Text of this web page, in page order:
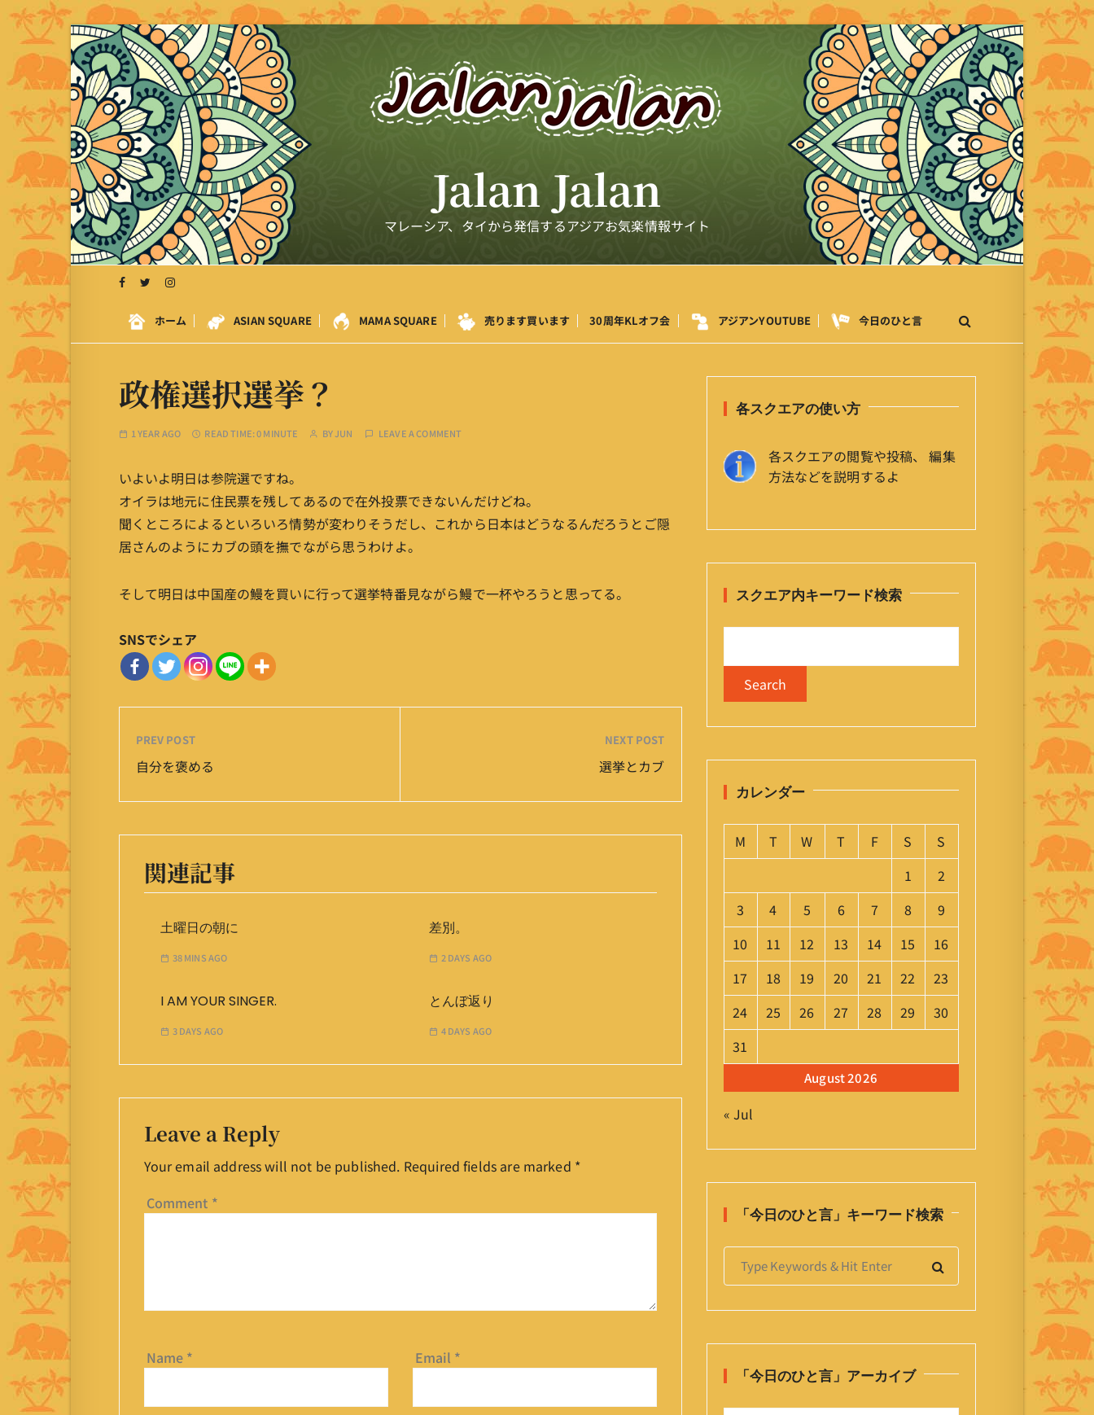
S
k
i
p
t
o
c
o
n
e
n
Jalan Jalan
マレーシア、タイから発信するアジアお気楽情報サイト
ホーム ASIAN SQUARE MAMA SQUARE 売ります買います 30周年KLオフ会 アジアンYOUTUBE 今日のひと言
政権選択選挙？
1 YEAR AGO READ TIME:0 MINUTE BYJUN LEAVE A COMMENT
いよいよ明日は参院選ですね。
オイラは地元に住民票を残してあるので在外投票できないんだけどね。
聞くところによるといろいろ情勢が変わりそうだし、これから日本はどうなるんだろうとご隠
居さんのようにカブの頭を撫でながら思うわけよ。
そして明日は中国産の鰻を買いに行って選挙特番見ながら鰻で一杯やろうと思ってる。
SNSでシェア
PREV POST
自分を褒める
NEXT POST
選挙とカブ
関連記事
土曜日の朝に
38 MINS AGO
差別。
2 DAYS AGO
I AM YOUR SINGER.
3 DAYS AGO
とんぼ返り
4 DAYS AGO
Leave a Reply
Your email address will not be published. Required fields are marked *
Comment *
Name * Email *
各スクエアの使い方
各スクエアの閲覧や投稿、 編集
方法などを説明するよ
スクエア内キーワード検索
カレンダー
August 2026
M T W T F S
S
1
2
3
4 5 6 7 8
9
10
11 12 13 14 15
16
17
18 19 20 21 22
23
24
25 26 27 28 29
30
31
« Jul
「今日のひと言」キーワード検索
S
r
「今日のひと言」アーカイブ